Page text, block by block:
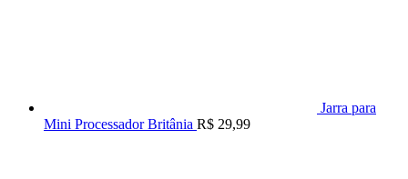
Jarra para
Mini Processador Britânia R$ 29,99